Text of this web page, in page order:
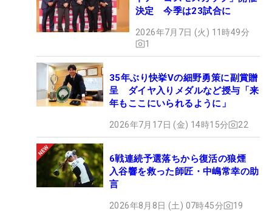
の分バーディを取っていくような気持ちで頑張りま
す」。ツアー初優勝に向けて同じ轍は踏まない。手
綱を緩めず攻め続ける。（文・小高拓）
決定 今季は23試合に
2026年7月7日 (火) 11時49分
1
35年ぶり快挙Vの細野勇策に副賞贈
呈 ダイヤ入りメダルなど授与「来
年もここにいられるように」
2026年7月17日 (金) 14時15分 22
6戦連続予選落ちから復活の狼煙
入谷響を救った師匠・中嶋常幸の助
言
2026年8月8日 (土) 07時45分 19